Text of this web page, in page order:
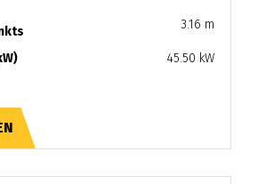
3.16 m
45.50 kW